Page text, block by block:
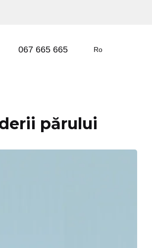
067 665 665 Ro
părului